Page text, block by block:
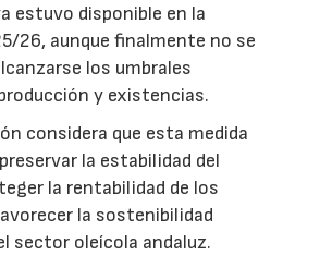
estuvo disponible en la
26, aunque finalmente no se
los umbrales
y existencias.
considera que esta medida
la estabilidad del
la rentabilidad de los
la sostenibilidad
sector oleícola andaluz.